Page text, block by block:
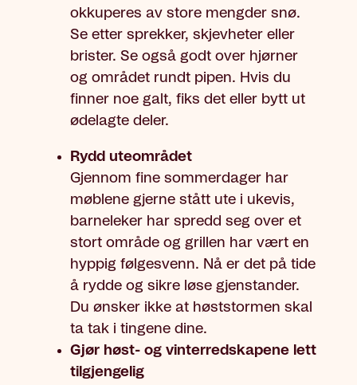
okkuperes av store mengder snø.
Se etter sprekker, skjevheter eller
brister. Se også godt over hjørner
og området rundt pipen. Hvis du
finner noe galt, fiks det eller bytt ut
ødelagte deler.
Rydd uteområdet
Gjennom fine sommerdager har
møblene gjerne stått ute i ukevis,
barneleker har spredd seg over et
stort område og grillen har vært en
hyppig følgesvenn. Nå er det på tide
å rydde og sikre løse gjenstander.
Du ønsker ikke at høststormen skal
ta tak i tingene dine.
Gjør høst- og vinterredskapene lett
tilgjengelig